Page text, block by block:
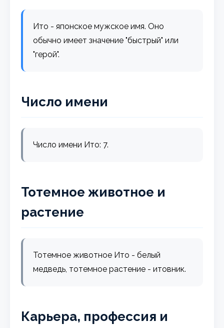
Ито - японское мужское имя. Оно
обычно имеет значение "быстрый" или
"герой".
Число имени
Число имени Ито: 7.
Тотемное животное и
растение
Тотемное животное Ито - белый
медведь, тотемное растение - итовник.
Карьера, профессия и